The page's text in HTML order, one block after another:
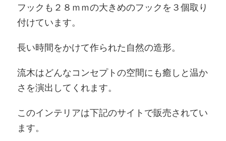
フックも２８ｍｍの大きめのフックを３個取り
付けています。
長い時間をかけて作られた自然の造形。
流木はどんなコンセプトの空間にも癒しと温か
さを演出してくれます。
このインテリアは下記のサイトで販売されてい
ます。